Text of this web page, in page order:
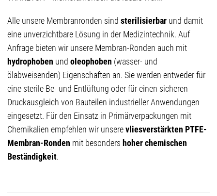
Alle unsere Membranronden sind sterilisierbar und damit
eine unverzichtbare Lösung in der Medizintechnik. Auf
Anfrage bieten wir unsere Membran-Ronden auch mit
hydrophoben und oleophoben (wasser- und
ölabweisenden) Eigenschaften an. Sie werden entweder für
eine sterile Be- und Entlüftung oder für einen sicheren
Druckausgleich von Bauteilen industrieller Anwendungen
eingesetzt. Für den Einsatz in Primärverpackungen mit
Chemikalien empfehlen wir unserevliesverstärkten PTFE-
Membran-Ronden mit besonders hoher chemischen
Beständigkeit.